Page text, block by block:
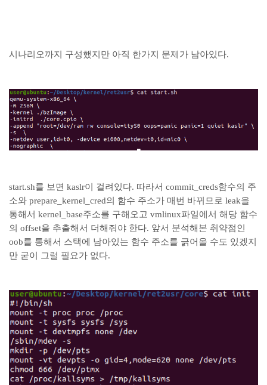
시나리오까지 구성했지만 아직 한가지 문제가 남아있다.
start.sh를 보면 kaslr이 걸려있다. 따라서 commit_creds함수의 주
소와 prepare_kernel_cred의 함수 주소가 매번 바뀌므로 leak을
통해서 kernel_base주소를 구해오고 vmlinux파일에서 해당 함수
의 offset을 추출해서 더해줘야 한다. 앞서 분석해본 취약점인
oob를 통해서 스택에 남아있는 함수 주소를 긁어올 수도 있겠지
만 굳이 그럴 필요가 없다.